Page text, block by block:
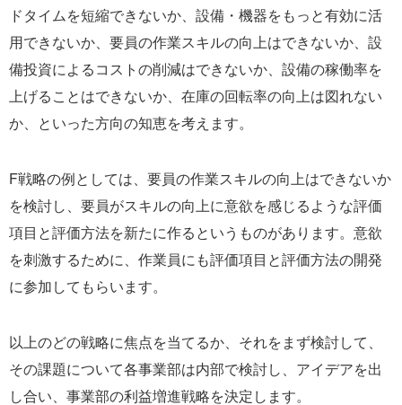
ドタイムを短縮できないか、設備・機器をもっと有効に活
用できないか、要員の作業スキルの向上はできないか、設
備投資によるコストの削減はできないか、設備の稼働率を
上げることはできないか、在庫の回転率の向上は図れない
か、といった方向の知恵を考えます。
F戦略の例としては、要員の作業スキルの向上はできないか
を検討し、要員がスキルの向上に意欲を感じるような評価
項目と評価方法を新たに作るというものがあります。意欲
を刺激するために、作業員にも評価項目と評価方法の開発
に参加してもらいます。
以上のどの戦略に焦点を当てるか、それをまず検討して、
その課題について各事業部は内部で検討し、アイデアを出
し合い、事業部の利益増進戦略を決定します。